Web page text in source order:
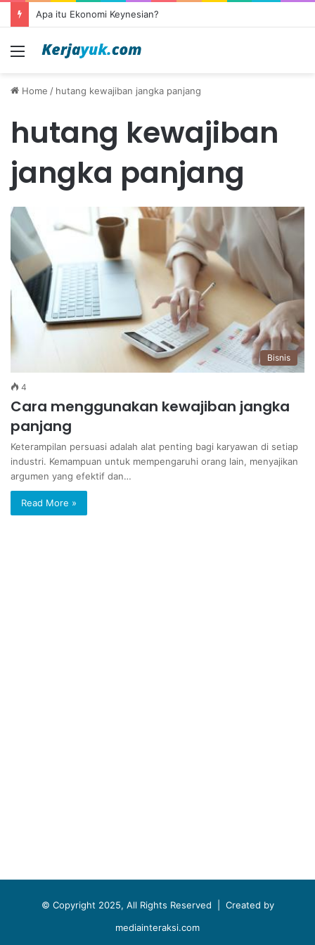
Apa itu Ekonomi Keynesian?
Menu
Home / hutang kewajiban jangka panjang
hutang kewajiban
jangka panjang
Bisnis
4
Cara menggunakan kewajiban jangka
panjang
Keterampilan persuasi adalah alat penting bagi karyawan di setiap
industri. Kemampuan untuk mempengaruhi orang lain, menyajikan
argumen yang efektif dan…
Read More »
© Copyright 2025, All Rights Reserved | Created by
mediainteraksi.com